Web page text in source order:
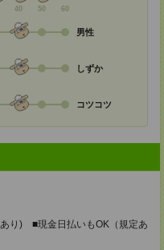
40 50 60
男性
しずか
コツコツ
り) ■現金日払いもOK（規定あ